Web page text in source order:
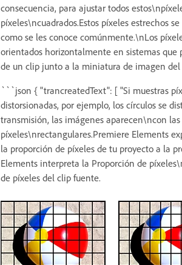
consecuencia, para ajustar todos
píxeles\ncuadrados.Estos píxeles estrechos
como se les conoce comúnmente.\nLos
orientados horizontalmente en sistemas que
de un clip junto a la miniatura de imagen
```json { "trancreatedText": [ "Si muestras
distorsionadas, por ejemplo, los círculos se
transmisión, las imágenes aparecen\ncon
píxeles\nrectangulares.Premiere Elements
la proporción de píxeles de tu proyecto a la
Elements interpreta la Proporción de
de píxeles del clip fuente.